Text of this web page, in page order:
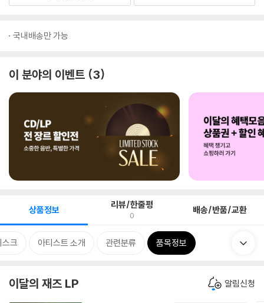
국내배송만 가능
이 분야의 이벤트 3
상품정보 리뷰/한줄평
0 배송/반품/교환
스크 아티스트 소개 관련분류 품목정보
이달의 재즈 LP 알림신청